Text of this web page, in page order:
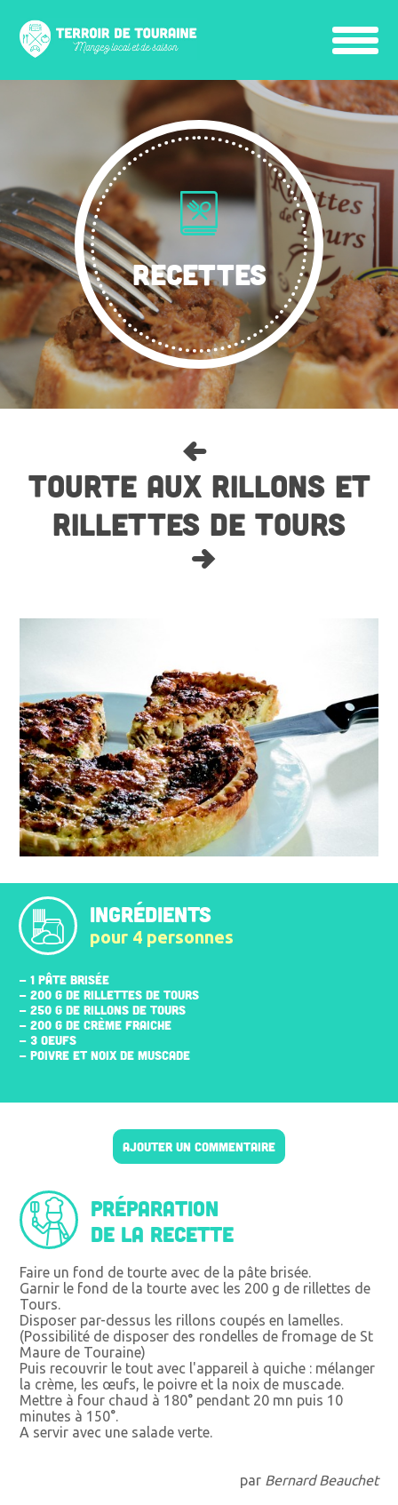
RECETTES
TOURTE AUX RILLONS ET
RILLETTES DE TOURS
INGRÉDIENTS
pour 4 personnes
- 1 PÂTE BRISÉE
- 200 G DE RILLETTES DE TOURS
- 250 G DE RILLONS DE TOURS
- 200 G DE CRÈME FRAICHE
- 3 ŒUFS
- POIVRE ET NOIX DE MUSCADE
AJOUTER UN COMMENTAIRE
Préparation
de la recette
Faire un fond de tourte avec de la pâte brisée.
Garnir le fond de la tourte avec les 200 g de rillettes de
Tours.
Disposer par-dessus les rillons coupés en lamelles.
(Possibilité de disposer des rondelles de fromage de St
Maure de Touraine)
Puis recouvrir le tout avec l'appareil à quiche : mélanger
la crème, les œufs, le poivre et la noix de muscade.
Mettre à four chaud à 180° pendant 20 mn puis 10
minutes à 150°.
A servir avec une salade verte.
par Bernard Beauchet